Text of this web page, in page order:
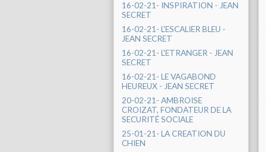
16-02-21- INSPIRATION - JEAN
SECRET
16-02-21- L'ESCALIER BLEU -
JEAN SECRET
16-02-21- L'ETRANGER - JEAN
SECRET
16-02-21- LE VAGABOND
HEUREUX - JEAN SECRET
20-02-21- AMBROISE
CROIZAT, FONDATEUR DE LA
SECURITÉ SOCIALE
25-01-21- LA CREATION DU
CHIEN